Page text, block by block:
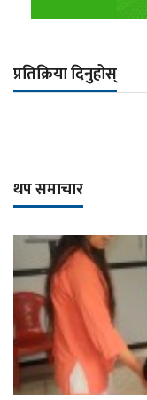
प्रतिक्रिया दिनुहोस्
थप समाचार